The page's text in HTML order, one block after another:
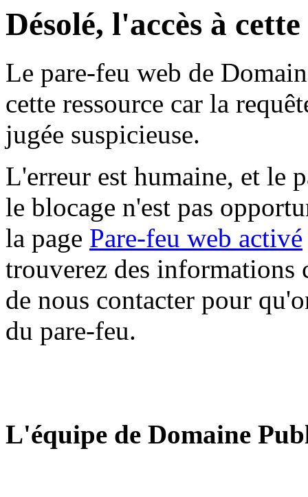
Désolé, l'accès à
Le pare-feu web de
cette ressource car la
jugée suspicieuse.
L'erreur est humaine, et le
le blocage n'est pas
la page Pare-feu web activé
trouverez des informations
de nous contacter pour
du pare-feu.
L'équipe de Domaine